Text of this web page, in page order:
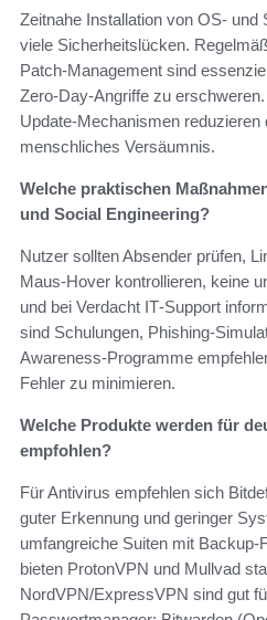
Zeitnahe Installation von OS‑
viele Sicherheitslücken.
Patch‑Management sind
Zero‑Day‑Angriffe zu
Update‑Mechanismen
menschliches Versäumnis.
Welche praktischen
und Social Engineering?
Nutzer sollten Absender prüfen,
Maus‑Hover kontrollieren, keine
und bei Verdacht IT‑Support
sind Schulungen,
Awareness‑Programme
Fehler zu minimieren.
Welche Produkte werden für
empfohlen?
Für Antivirus empfehlen sich
guter Erkennung und geringer
umfangreiche Suiten mit
bieten ProtonVPN und Mullvad
NordVPN/ExpressVPN sind gut